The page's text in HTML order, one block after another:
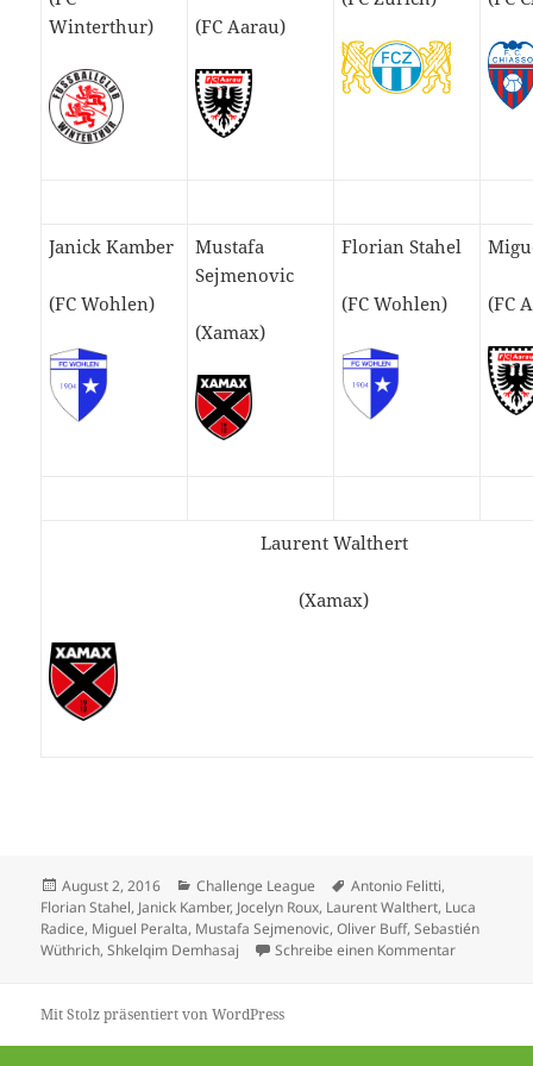
Winterthur)
(FC Aarau)
Janick Kamber
(FC Wohlen)
Mustafa
Sejmenovic
(Xamax)
Florian Stahel
(FC Wohlen) (FC
Laurent Walthert
(Xamax)
Veröffentlicht
am
August 2, 2016 Kategorien
Challenge League Schlagwörter
Antonio Felitti,
Florian Stahel, Janick Kamber, Jocelyn Roux, Laurent Walthert, Luca
Radice, Miguel Peralta, Mustafa Sejmenovic,Oliver Buff,Sebastién
Wüthrich,Shkelqim Demhasaj Schreibe einen Kommentarzu FC
Mit Stolz präsentiert von WordPress